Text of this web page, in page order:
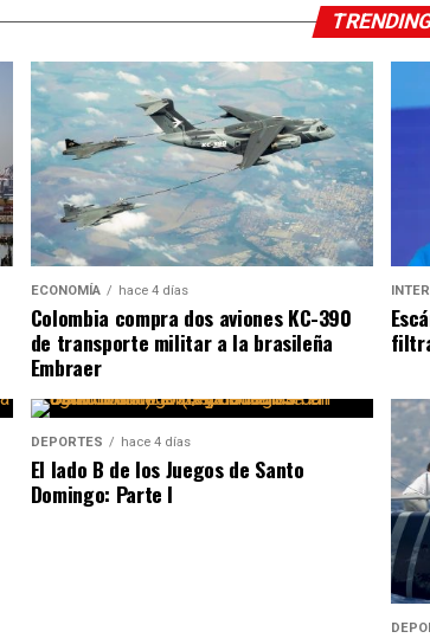
ECONOMÍA hace 4 días
Colombia compra dos aviones KC-390
de transporte militar a la brasileña
Embraer
DEPORTES hace 4 días
El lado B de los Juegos de Santo
Domingo: Parte I